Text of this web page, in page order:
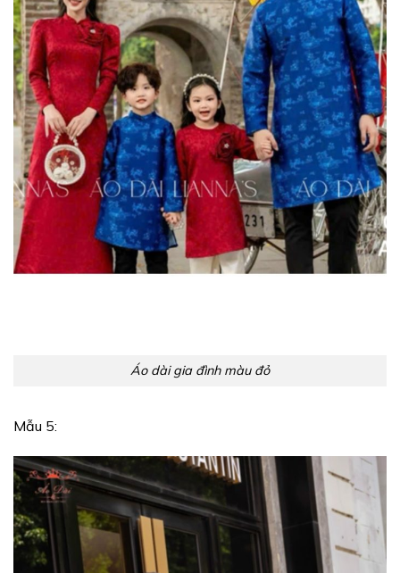
Áo dài gia đình màu đỏ
Mẫu 5: